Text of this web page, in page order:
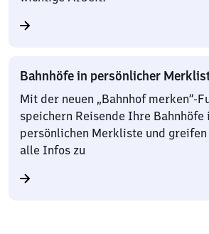
Bahnhöfe in persönlicher
Mit der neuen „Bahnhof merken“-
speichern Reisende Ihre
persönlichen Merkliste und
alle Infos zu